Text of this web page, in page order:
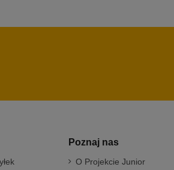
Poznaj nas
O Projekcie Junior